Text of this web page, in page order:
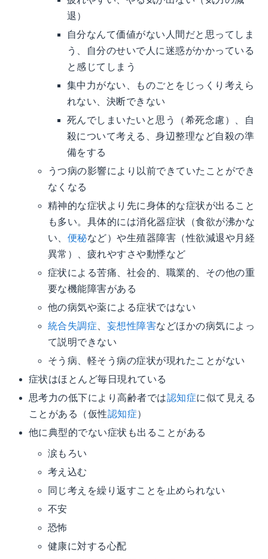
退）
自分なんて価値がない人間だと思ってしま
う、自分のせいで人に迷惑がかかっている
と感じてしまう
集中力がない、ものごとをじっくり考えら
れない、決断できない
死んでしまいたいと思う（希死念慮）、自
殺について考える、身辺整理など自殺の準
備をする
うつ病の影響により以前できていたことができ
なくなる
精神的な症状より先に身体的な症状が出ること
も多い。具体的には消化器症状（食欲が沸かな
い、 便秘など）や生殖器障害（性欲減退や月経
異常）、疲れやすさや動悸など
症状による苦痛、社会的、職業的、その他の重
要な機能障害がある
他の病気や薬による症状ではない
統合失調症
妄想性障害などほかの病気によっ
て説明できない
そう病、軽そう病の症状が現れたことがない
症状はほとんど毎日現れている
思考力の低下により高齢者では認知症に似て見える
ことがある（仮性認知症）
他に典型的でない症状も出ることがある
涙もろい
考え込む
同じ考えを繰り返すことを止められない
不安
恐怖
健康に対する心配